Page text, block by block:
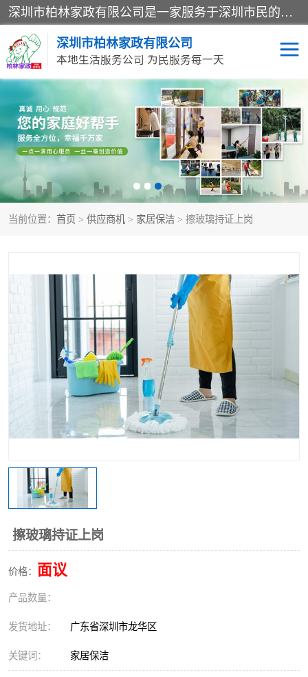
深圳市柏林家政有限公司是一家服务于深圳市民的专业家政公司。致力于为客户提供高质量、多维度的家庭服务，包括养老、母婴、月嫂育婴早教、康复理疗、家电清洗和保洁等方面的专业服务。
深圳市柏林家政有限公司
本地生活服务公司 为民服务每一天
当前位置： 首页 > 供应商机 > 家居保洁 > 擦玻璃持证上岗
擦玻璃持证上岗
价格： 面议
产品数量：
发货地址： 广东省深圳市龙华区
关键词： 家居保洁
家居保洁 护工月嫂
家庭保姆 家政服务